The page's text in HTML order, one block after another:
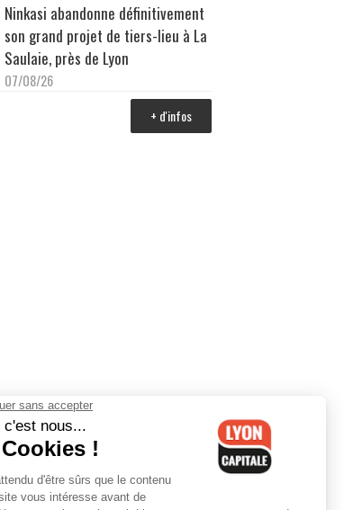
Ninkasi abandonne définitivement
son grand projet de tiers-lieu à La
Saulaie, près de Lyon
07/08/26
+ d'infos